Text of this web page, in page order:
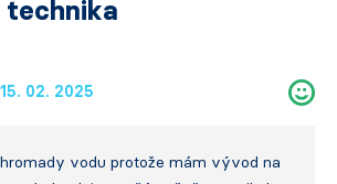
technika
15. 02. 2025
vodu protože mám vývod na